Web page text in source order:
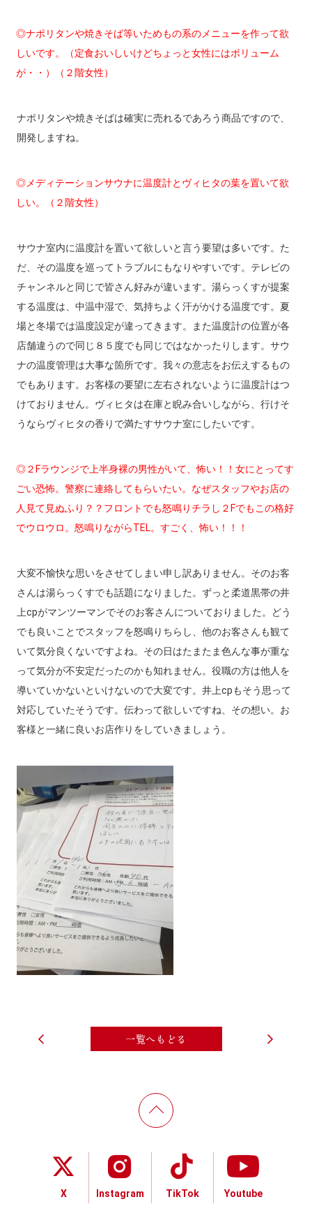
◎ナポリタンや焼きそば等いためもの系のメニューを作って欲
しいです。（定食おいしいけどちょっと女性にはボリューム
が・・）（２階女性）
ナポリタンや焼きそばは確実に売れるであろう商品ですので、
開発しますね。
◎メディテーションサウナに温度計とヴィヒタの葉を置いて欲
しい。（２階女性）
サウナ室内に温度計を置いて欲しいと言う要望は多いです。た
だ、その温度を巡ってトラブルにもなりやすいです。テレビの
チャンネルと同じで皆さん好みが違います。湯らっくすが提案
する温度は、中温中湿で、気持ちよく汗がかける温度です。夏
場と冬場では温度設定が違ってきます。また温度計の位置が各
店舗違うので同じ８５度でも同じではなかったりします。サウ
ナの温度管理は大事な箇所です。我々の意志をお伝えするもの
でもあります。お客様の要望に左右されないように温度計はつ
けておりません。ヴィヒタは在庫と睨み合いしながら、行けそ
うならヴィヒタの香りで満たすサウナ室にしたいです。
◎２Fラウンジで上半身裸の男性がいて、怖い！！女にとってす
ごい恐怖。警察に連絡してもらいたい。なぜスタッフやお店の
人見て見ぬふり？？フロントでも怒鳴りチラし２Fでもこの格好
でウロウロ。怒鳴りながらTEL。すごく、怖い！！！
大変不愉快な思いをさせてしまい申し訳ありません。そのお客
さんは湯らっくすでも話題になりました。ずっと柔道黒帯の井
上cpがマンツーマンでそのお客さんについておりました。どう
でも良いことでスタッフを怒鳴りちらし、他のお客さんも観て
いて気分良くないですよね。その日はたまたま色んな事が重な
って気分が不安定だったのかも知れません。役職の方は他人を
導いていかないといけないので大変です。井上cpもそう思って
対応していたそうです。伝わって欲しいですね、その想い。お
客様と一緒に良いお店作りをしていきましょう。
一覧へもどる
X Instagram TikTok Youtube